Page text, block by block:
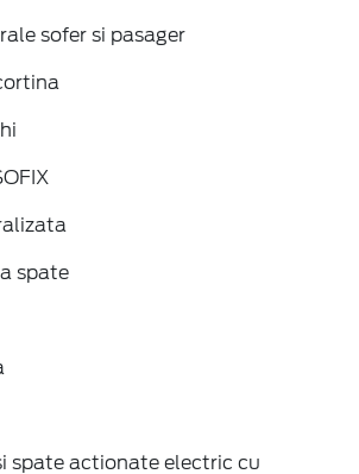
sofer si pasager
spate
spate actionate electric cu